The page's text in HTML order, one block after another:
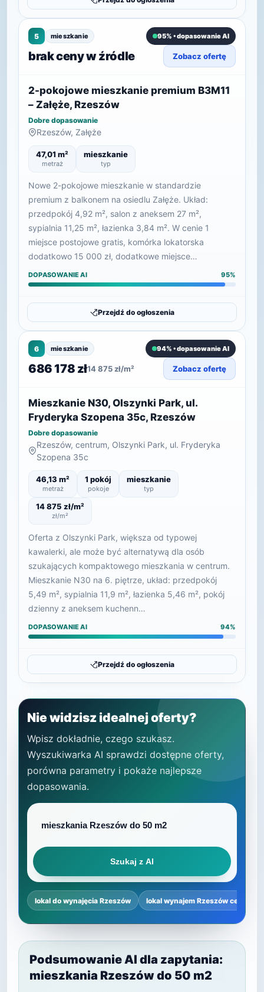
5 mieszkanie 95% • dopasowanie AI
brak ceny w źródle Zobacz ofertę
2-pokojowe mieszkanie premium B3M11
– Załęże, Rzeszów
Dobre dopasowanie
Rzeszów, Załęże
47,01 m²
metraż
mieszkanie
typ
Nowe 2-pokojowe mieszkanie w standardzie
premium z balkonem na osiedlu Załęże. Układ:
przedpokój 4,92 m², salon z aneksem 27 m²,
sypialnia 11,25 m², łazienka 3,84 m². W cenie 1
miejsce postojowe gratis, komórka lokatorska
dodatkowo 15 000 zł, dodatkowe miejsce…
DOPASOWANIE AI 95%
Przejdź do ogłoszenia
6 mieszkanie 94% • dopasowanie AI
686 178 zł14 875 zł/m² Zobacz ofertę
Mieszkanie N30, Olszynki Park, ul.
Fryderyka Szopena 35c, Rzeszów
Dobre dopasowanie
Rzeszów, centrum, Olszynki Park, ul. Fryderyka
Szopena 35c
46,13 m²
metraż
1 pokój
pokoje
mieszkanie
typ
14 875 zł/m²
zł/m²
Oferta z Olszynki Park, większa od typowej
kawalerki, ale może być alternatywą dla osób
szukających kompaktowego mieszkania w centrum.
Mieszkanie N30 na 6. piętrze, układ: przedpokój
5,49 m², sypialnia 11,9 m², łazienka 5,46 m², pokój
dzienny z aneksem kuchenn…
DOPASOWANIE AI 94%
Przejdź do ogłoszenia
Nie widzisz idealnej oferty?
Wpisz dokładnie, czego szukasz.
Wyszukiwarka AI sprawdzi dostępne oferty,
porówna parametry i pokaże najlepsze
dopasowania.
Szukaj z AI
lokal do wynajęcia Rzeszów lokal wynajem Rzeszów centrum
Podsumowanie AI dla zapytania:
mieszkania Rzeszów do 50 m2